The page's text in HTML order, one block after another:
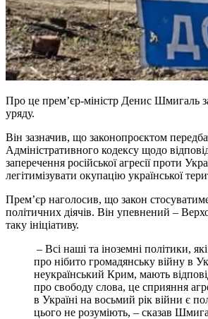
Про це прем’єр-міністр Денис Шмигаль
уряду.
Він зазначив, що законопроєктом
Адміністративного кодексу щодо
заперечення російської агресії проти
легітимізувати окупацію української
Прем’єр наголосив, що закон
політичних діячів. Він упевнений –
таку ініціативу.
– Всі наші та іноземні політики,
про нібито громадянську війну в
неукраїнський Крим, мають
про свободу слова, це сприяння
в Україні на восьмий рік війни є
цього не розуміють, – сказав